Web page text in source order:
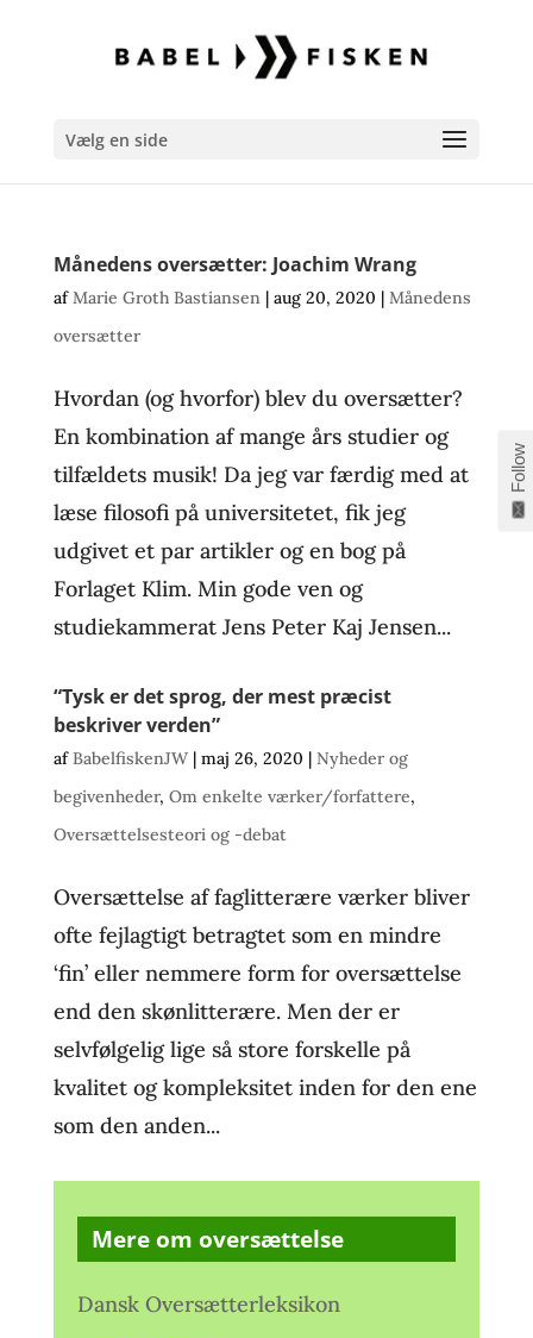
Vælg en side
Månedens oversætter: Joachim Wrang
afMarie Groth Bastiansen| aug 20, 2020 | Månedens
oversætter
Hvordan (og hvorfor) blev du oversætter?
En kombination af mange års studier og
tilfældets musik! Da jeg var færdig med at
læse filosofi på universitetet, fik jeg
udgivet et par artikler og en bog på
Forlaget Klim. Min gode ven og
studiekammerat Jens Peter Kaj Jensen...
“Tysk er det sprog, der mest præcist
beskriver verden”
afBabelfiskenJW| maj 26, 2020 | Nyheder og
begivenheder, Om enkelte værker/forfattere,
Oversættelsesteori og -debat
Oversættelse af faglitterære værker bliver
ofte fejlagtigt betragtet som en mindre
‘fin’ eller nemmere form for oversættelse
end den skønlitterære. Men der er
selvfølgelig lige så store forskelle på
kvalitet og kompleksitet inden for den ene
som den anden...
Mere om oversættelse
Dansk Oversætterleksikon
Follow